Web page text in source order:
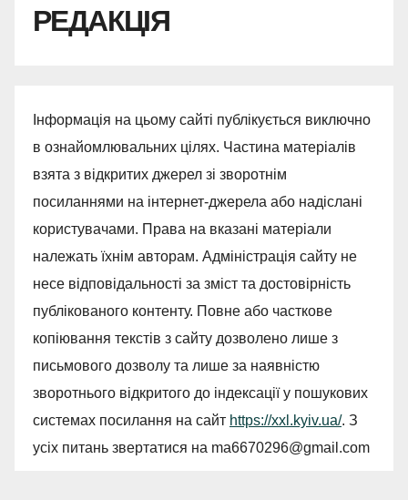
РЕДАКЦІЯ
Інформація на цьому сайті публікується виключно
в ознайомлювальних цілях. Частина матеріалів
взята з відкритих джерел зі зворотнім
посиланнями на інтернет-джерела або надіслані
користувачами. Права на вказані матеріали
належать їхнім авторам. Адміністрація сайту не
несе відповідальності за зміст та достовірність
публікованого контенту. Повне або часткове
копіювання текстів з сайту дозволено лише з
письмового дозволу та лише за наявністю
зворотнього відкритого до індексації у пошукових
системах посилання на сайт https://xxl.kyiv.ua/. З
усіх питань звертатися на ma6670296@gmail.com